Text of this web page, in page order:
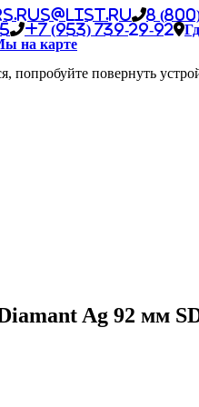
8
+7 (953) 739-29-92
на карте
попробуйте повернуть
Ag 92 мм